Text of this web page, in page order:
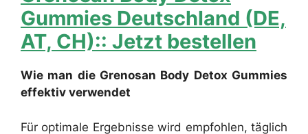
Gummies Deutschland (DE,
AT, CH):: Jetzt bestellen
Wie man die Grenosan Body Detox Gummies
effektiv verwendet
Für optimale Ergebnisse wird empfohlen, täglich